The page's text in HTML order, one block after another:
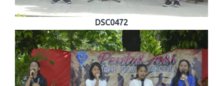
DSC0472